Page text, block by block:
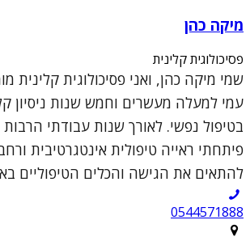
מיקה כהן
פסיכולוגית קלינית
שמי מיקה כהן, ואני פסיכולוגית קלינית
עמי למעלה מעשרים וחמש שנות ניסיון
בטיפול נפשי. לאורך שנות עבודתי
פיתחתי ראייה טיפולית אינטגרטיבית
להתאים את הגישה והכלים הטיפוליים
0544571888